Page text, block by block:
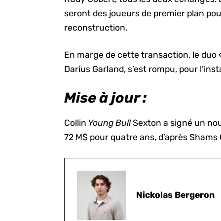
seront des joueurs de premier plan
reconstruction.
En marge de cette transaction, le duo
Darius Garland, s’est rompu, pour
Mise à jour :
Collin Young BullSexton a signé un
72 M$ pour quatre ans, d’après Shams
Nickolas Bergeron